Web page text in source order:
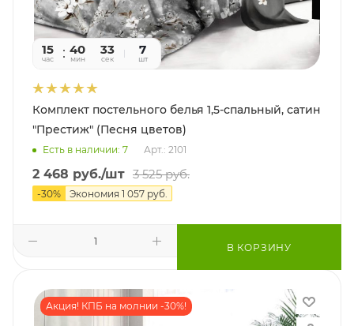
15
час
40
мин
31
сек
7
шт
Комплект постельного белья 1,5-спальный, сатин
"Престиж" (Песня цветов)
Есть в наличии: 7 Арт.: 2101
2 468 руб./шт 3 525руб.
-30% Экономия 1 057 руб.
В КОРЗИНУ
Акция! КПБ на молнии -30%!